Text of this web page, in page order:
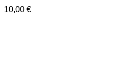
10,00 €